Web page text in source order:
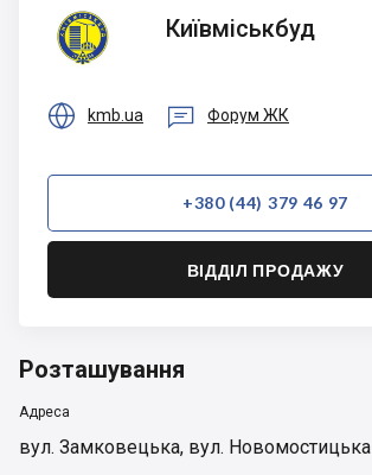
Київміськбуд
Київміськбуд
 kmb.ua  Форум ЖК
+380 (44) 379 46 97
ВІДДІЛ ПРОДАЖУ
Розташування
Адреса
вул. Замковецька, вул. Новомостицька